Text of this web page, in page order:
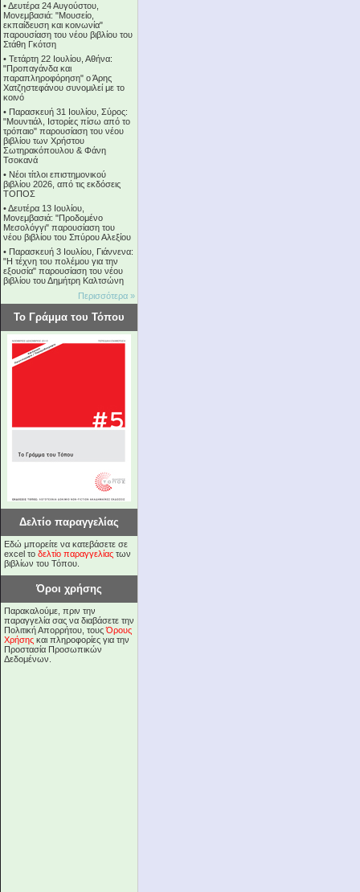
•Δευτέρα 24 Αυγούστου,
Μονεμβασιά: "Μουσείο,
εκπαίδευση και κοινωνία"
παρουσίαση του νέου βιβλίου του
Στάθη Γκότση
• Τετάρτη 22 Ιουλίου, Αθήνα:
"Προπαγάνδα και
παραπληροφόρηση" ο Άρης
Χατζηστεφάνου συνομιλεί με το
κοινό
• Παρασκευή 31 Ιουλίου, Σύρος:
"Μουντιάλ, Ιστορίες πίσω από το
τρόπαιο" παρουσίαση του νέου
βιβλίου των Χρήστου
Σωτηρακόπουλου & Φάνη
Τσοκανά
• Νέοι τίτλοι επιστημονικού
βιβλίου 2026, από τις εκδόσεις
ΤΟΠΟΣ
•Δευτέρα 13 Ιουλίου,
Μονεμβασιά: "Προδομένο
Μεσολόγγι" παρουσίαση του
νέου βιβλίου του Σπύρου Αλεξίου
• Παρασκευή 3 Ιουλίου, Γιάννενα:
"Η τέχνη του πολέμου για την
εξουσία" παρουσίαση του νέου
βιβλίου του Δημήτρη Καλτσώνη
Περισσότερα »
Το Γράμμα του Τόπου
Δελτίο παραγγελίας
Εδώ μπορείτε να κατεβάσετε σε
excel το δελτίο παραγγελίας των
βιβλίων του Τόπου.
Όροι χρήσης
Παρακαλούμε, πριν την
παραγγελία σας να διαβάσετε την
Πολιτική Απορρήτου, τουςΌρους
Χρήσης και πληροφορίες για την
Προστασία Προσωπικών
Δεδομένων.